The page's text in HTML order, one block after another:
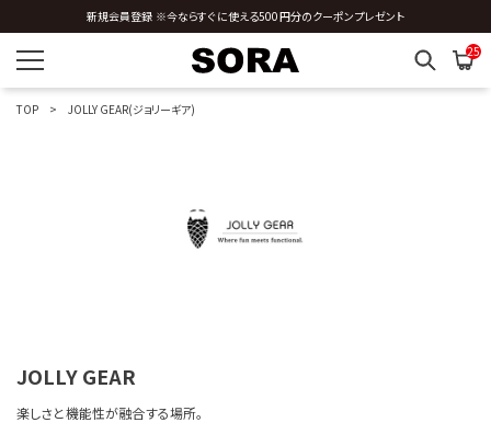
N
O
V
全国送料0円 ※3,980円以上のご購入時
新規会員登録 ※今ならすぐに使える500円分のクーポンプレゼント
25
TOP JOLLY GEAR(ジョリーギア)
JOLLY GEAR
楽しさと機能性が融合する場所。